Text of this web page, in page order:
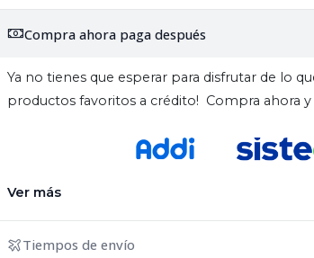
Compra ahora paga después
Ya no tienes que esperar para disfrutar de lo
productos favoritos a crédito! Compra ahora
Ver más
Tiempos de envío